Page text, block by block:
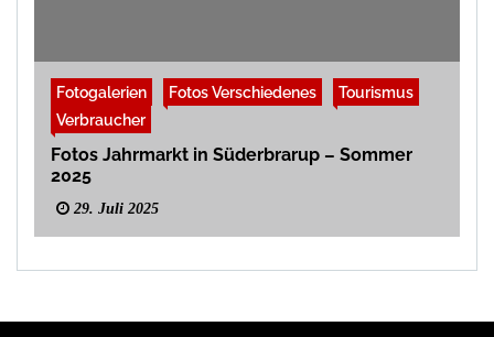
Fotogalerien Fotos Verschiedenes
Tourismus
Verbraucher
Fotos Jahrmarkt in Süderbrarup – Sommer
2025
29. Juli 2025